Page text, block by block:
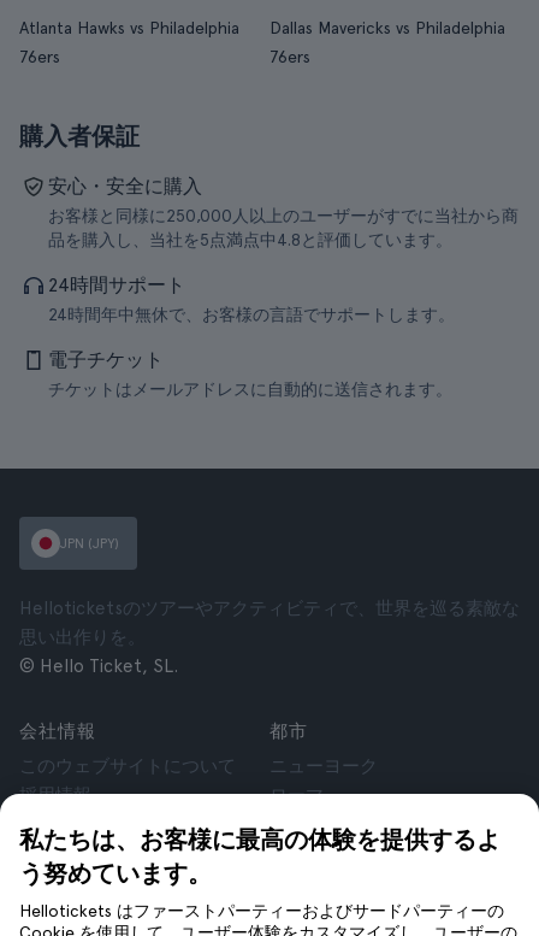
Atlanta Hawks vs Philadelphia
76ers
Dallas Mavericks vs Philadelphia
76ers
購入者保証
安心・安全に購入
お客様と同様に250,000人以上のユーザーがすでに当社から商
品を購入し、当社を5点満点中4.8と評価しています。
24時間サポート
24時間年中無休で、お客様の言語でサポートします。
電子チケット
チケットはメールアドレスに自動的に送信されます。
私たちは、お客様に最高の体験を提供するよ
う努めています。
Hellotickets はファーストパーティーおよびサードパーティーの
JPN (JPY)
Helloticketsのツアーやアクティビティで、世界を巡る素敵な
思い出作りを。
© Hello Ticket, SL.
会社情報
このウェブサイトについて
採用情報
アフィリエイト
お客様の声
個人情報保護方針
利用規約
都市
ニューヨーク
ローマ
パリ
ロンドン
クラクフ